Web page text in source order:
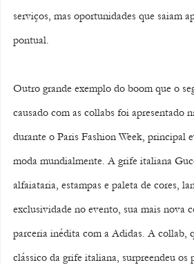
serviços, mas oportunidades que saiam
pontual.
Outro grande exemplo do boom que o
causado com as collabs foi apresentado
durante o Paris Fashion Week, principal
moda mundialmente. A grife italiana
alfaiataria, estampas e paleta de cores,
exclusividade no evento, sua mais nova
parceria inédita com a Adidas. A collab,
clássico da grife italiana, surpreendeu os